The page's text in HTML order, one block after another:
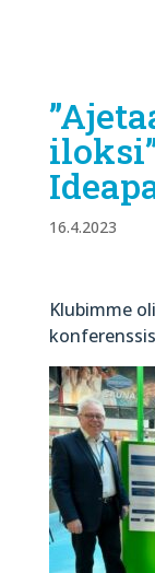
16.4.2023
Klubimme